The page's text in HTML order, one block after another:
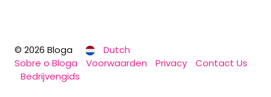
© 2026 Bloga
Dutch
Sobre o Bloga
Voorwaarden Privacy
Contact Us
Bedrijvengids